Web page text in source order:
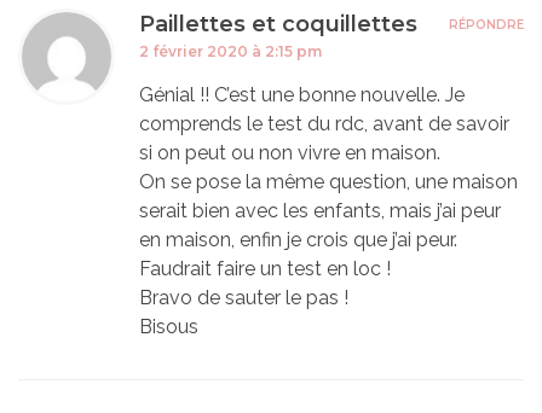
Paillettes et coquillettes
2 février 2020 à 2:15 pm
Génial !! C’est une bonne nouvelle. Je
comprends le test du rdc, avant de savoir
si on peut ou non vivre en maison.
On se pose la même question, une maison
serait bien avec les enfants, mais j’ai peur
en maison, enfin je crois que j’ai peur.
Faudrait faire un test en loc !
Bravo de sauter le pas !
Bisous
RÉPONDRE